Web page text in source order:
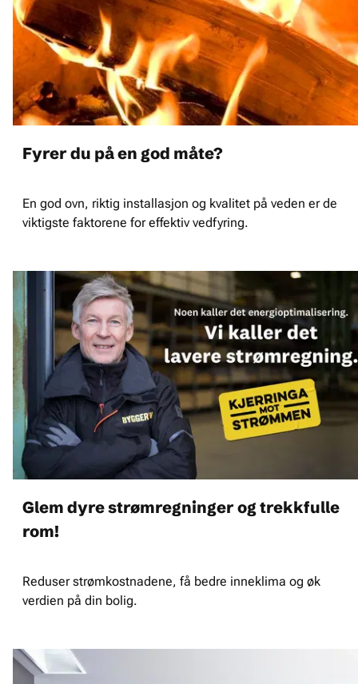
Fyrer du på en god måte?
En god ovn, riktig installasjon og kvalitet på veden er de
viktigste faktorene for effektiv vedfyring.
Glem dyre strømregninger og trekkfulle
rom!
Reduser strømkostnadene, få bedre inneklima og øk
verdien på din bolig.